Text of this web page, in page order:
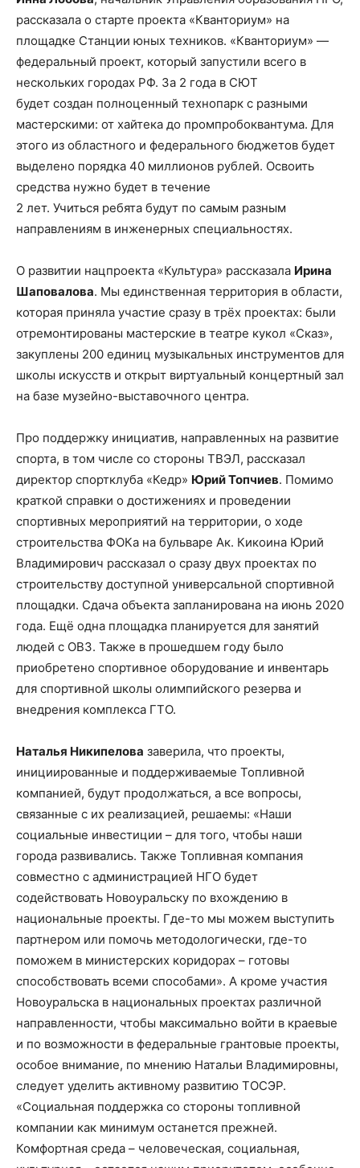
рассказала о старте проекта «Кванториум» на
площадке Станции юных техников. «Кванториум» —
федеральный проект, который запустили всего в
нескольких городах РФ. За 2 года в СЮТ
будет создан полноценный технопарк с разными
мастерскими: от хайтека до промпробоквантума. Для
этого из областного и федерального бюджетов будет
выделено порядка 40 миллионов рублей. Освоить
средства нужно будет в течение
2 лет. Учиться ребята будут по самым разным
направлениям в инженерных специальностях.
О развитии нацпроекта «Культура» рассказала Ирина
Шаповалова. Мы единственная территория в области,
которая приняла участие сразу в трёх проектах: были
отремонтированы мастерские в театре кукол «Сказ»,
закуплены 200 единиц музыкальных инструментов для
школы искусств и открыт виртуальный концертный зал
на базе музейно-выставочного центра.
Про поддержку инициатив, направленных на развитие
спорта, в том числе со стороны ТВЭЛ, рассказал
директор спортклуба «Кедр» Юрий Топчиев. Помимо
краткой справки о достижениях и проведении
спортивных мероприятий на территории, о ходе
строительства ФОКа на бульваре Ак. Кикоина Юрий
Владимирович рассказал о сразу двух проектах по
строительству доступной универсальной спортивной
площадки. Сдача объекта запланирована на июнь 2020
года. Ещё одна площадка планируется для занятий
людей с ОВЗ. Также в прошедшем году было
приобретено спортивное оборудование и инвентарь
для спортивной школы олимпийского резерва и
внедрения комплекса ГТО.
Наталья Никипелова заверила, что проекты,
инициированные и поддерживаемые Топливной
компанией, будут продолжаться, а все вопросы,
связанные с их реализацией, решаемы: «Наши
социальные инвестиции – для того, чтобы наши
города развивались. Также Топливная компания
совместно с администрацией НГО будет
содействовать Новоуральску по вхождению в
национальные проекты. Где-то мы можем выступить
партнером или помочь методологически, где-то
поможем в министерских коридорах – готовы
способствовать всеми способами». А кроме участия
Новоуральска в национальных проектах различной
направленности, чтобы максимально войти в краевые
и по возможности в федеральные грантовые проекты,
особое внимание, по мнению Натальи Владимировны,
следует уделить активному развитию ТОСЭР.
«Социальная поддержка со стороны топливной
компании как минимум останется прежней.
Комфортная среда – человеческая, социальная,